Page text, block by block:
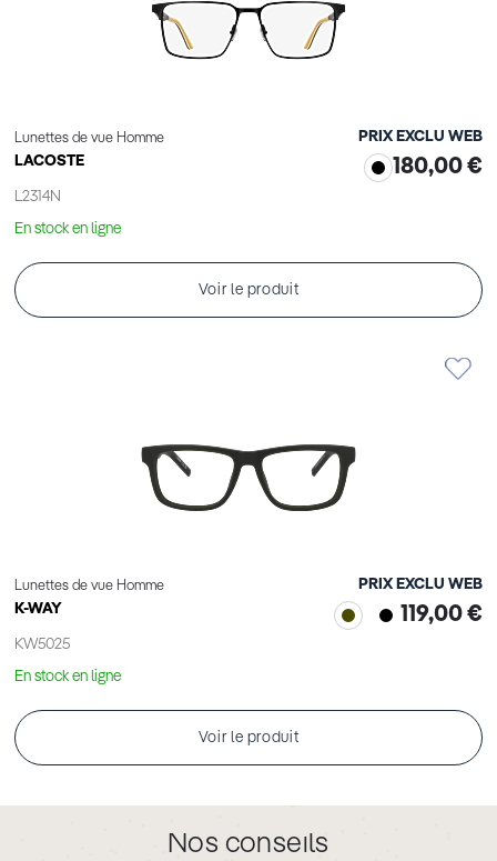
Lunettes de vue Homme
LACOSTE
L2314N
PRIX EXCLU WEB
180,00 €
En stock en ligne
Voir le produit
Lunettes de vue Homme
K-WAY
KW5025
PRIX EXCLU WEB
119,00 €
En stock en ligne
Voir le produit
Nos conseils